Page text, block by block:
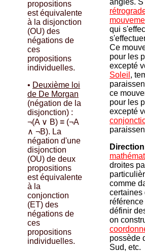
propositions
est équivalente
à la disjonction
(OU) des
négations de
ces
propositions
individuelles.
• Deuxième loi
de De Morgan
(négation de la
disjonction) :
¬(A ∨ B) ≡ (¬A
∧ ¬B). La
négation d'une
disjonction
(OU) de deux
propositions
est équivalente
à la
conjonction
(ET) des
négations de
ces
propositions
individuelles.
angles.
qui
Ce
pour les
excepté
Soleil ,
ce
pour les
excepté
Direction
droites
comme
certaines
définir
on
possède
Sud, etc.